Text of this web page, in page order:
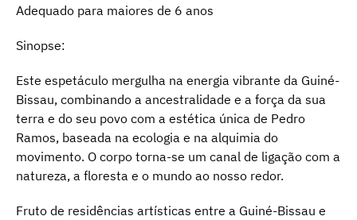
Adequado para maiores de 6 anos
Sinopse:
Este espetáculo mergulha na energia vibrante da Guiné-
Bissau, combinando a ancestralidade e a força da sua
terra e do seu povo com a estética única de Pedro
Ramos, baseada na ecologia e na alquimia do
movimento. O corpo torna-se um canal de ligação com a
natureza, a floresta e o mundo ao nosso redor.
Fruto de residências artísticas entre a Guiné-Bissau e